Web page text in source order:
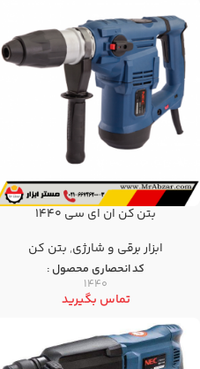
بتن کن ان ای سی 1440
ابزار برقی و شارژی, بتن كن
کد انحصاری محصول :
1440
تماس بگیرید